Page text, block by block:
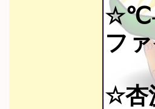
☆℃-
フ
☆杏